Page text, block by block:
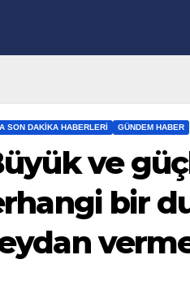
SON DAKIKA HABERLERI GÜNDEM HABER
ve
bir